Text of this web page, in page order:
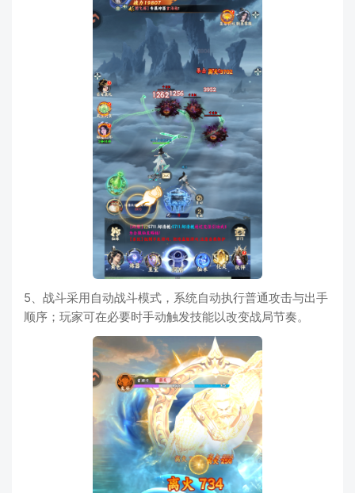
5、战斗采用自动战斗模式，系统自动执行普通攻击与出手
顺序；玩家可在必要时手动触发技能以改变战局节奏。